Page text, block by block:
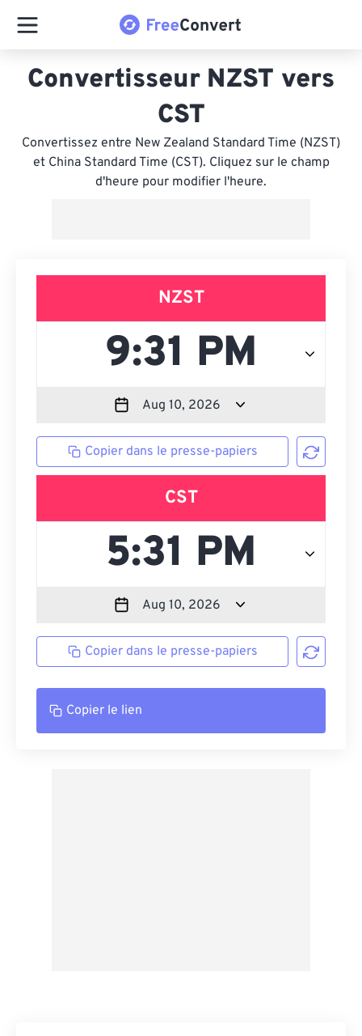
Convertisseur NZST vers
CST
Convertissez entre New Zealand Standard Time (NZST)
et China Standard Time (CST). Cliquez sur le champ
d'heure pour modifier l'heure.
NZST
Copier dans le presse-papiers
CST
Copier dans le presse-papiers
Copier le lien